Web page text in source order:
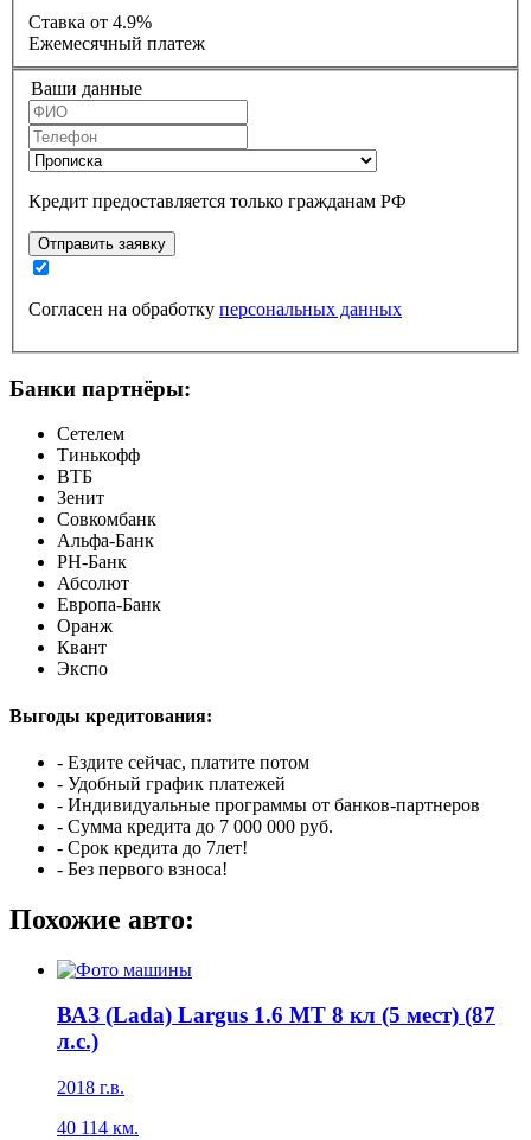
Ставка
от 4.9%
Ежемесячный платеж
Ваши данные
Кредит предоставляется только гражданам РФ
Отправить заявку
Согласен на обработку персональных данных
Банки партнёры:
Сетелем
Тинькофф
ВТБ
Зенит
Совкомбанк
Альфа-Банк
РН-Банк
Абсолют
Европа-Банк
Оранж
Квант
Экспо
Выгоды кредитования:
- Ездите сейчас, платите потом
- Удобный график платежей
- Индивидуальные программы от банков-партнеров
- Сумма кредита до 7 000 000 руб.
- Срок кредита до 7лет!
- Без первого взноса!
Похожие авто:
ВАЗ (Lada) Largus 1.6 MT 8 кл (5 мест) (87
л.с.)
2018 г.в.
40 114 км.